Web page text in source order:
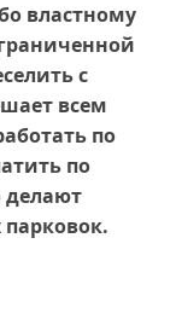
властному
с
всем
по
по
делают